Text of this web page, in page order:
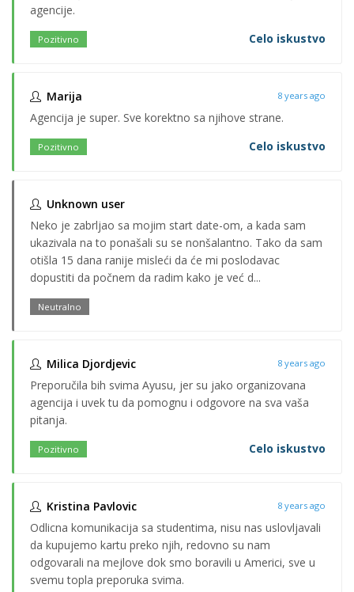
agencije.
Pozitivno Celo iskustvo
Marija 8 years ago
Agencija je super. Sve korektno sa njihove strane.
Pozitivno Celo iskustvo
Unknown user
Neko je zabrljao sa mojim start date-om, a kada sam
ukazivala na to ponašali su se nonšalantno. Tako da sam
otišla 15 dana ranije misleći da će mi poslodavac
dopustiti da počnem da radim kako je već d...
Neutralno
Milica Djordjevic 8 years ago
Preporučila bih svima Ayusu, jer su jako organizovana
agencija i uvek tu da pomognu i odgovore na sva vaša
pitanja.
Pozitivno Celo iskustvo
Kristina Pavlovic 8 years ago
Odlicna komunikacija sa studentima, nisu nas uslovljavali
da kupujemo kartu preko njih, redovno su nam
odgovarali na mejlove dok smo boravili u Americi, sve u
svemu topla preporuka svima.